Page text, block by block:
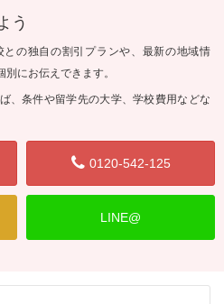
う
の独自の割引プランや、最新の地域情
にお伝えできます。
、条件や留学先の大学、学校費用などな
0120-542-125
LINE@